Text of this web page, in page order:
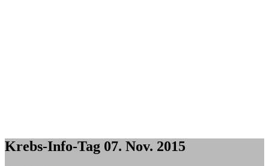
Krebs-Info-Tag 07. Nov. 2015